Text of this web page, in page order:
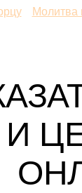
Молитва